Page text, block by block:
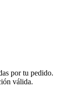
por tu pedido.
válida.